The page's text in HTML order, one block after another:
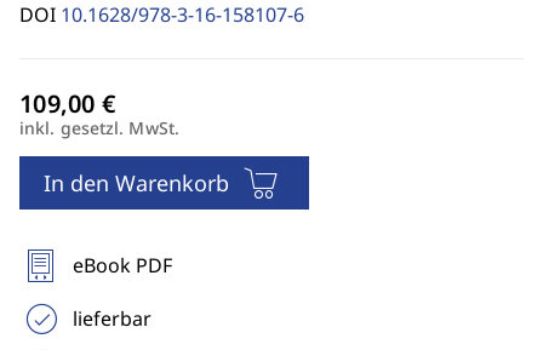
DOI 10.1628/978-3-16-158107-6
inkl. gesetzl. MwSt.
In den Warenkorb
eBook PDF
lieferbar